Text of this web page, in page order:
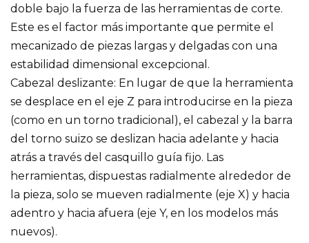
doble bajo la fuerza de las herramientas de corte.
Este es el factor más importante que permite el
mecanizado de piezas largas y delgadas con una
estabilidad dimensional excepcional.
Cabezal deslizante: En lugar de que la herramienta
se desplace en el eje Z para introducirse en la pieza
(como en un torno tradicional), el cabezal y la barra
del torno suizo se deslizan hacia adelante y hacia
atrás a través del casquillo guía fijo. Las
herramientas, dispuestas radialmente alrededor de
la pieza, solo se mueven radialmente (eje X) y hacia
adentro y hacia afuera (eje Y, en los modelos más
nuevos).